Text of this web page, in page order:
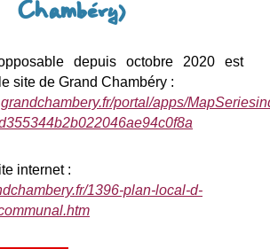
Chambéry)
depuis octobre 2020 est
site de Grand Chambéry :
portal/apps/
internet :
1396-plan-local-d-